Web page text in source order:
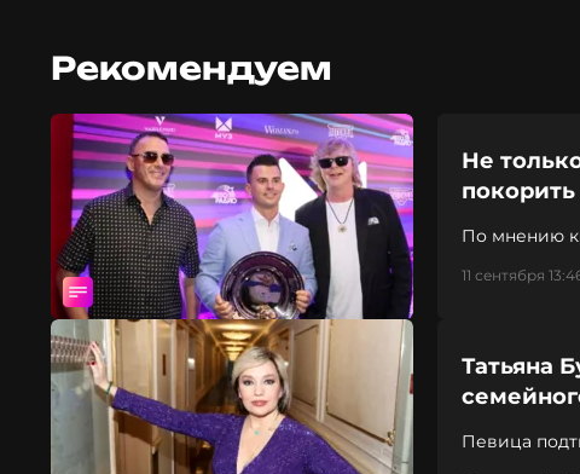
Рекомендуем
Не
По мнению
11 сентября
Татьяна
Певица